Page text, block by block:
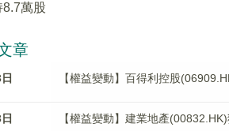
萬股
章
【權益變動】百得利控股
【權益變動】建業地產